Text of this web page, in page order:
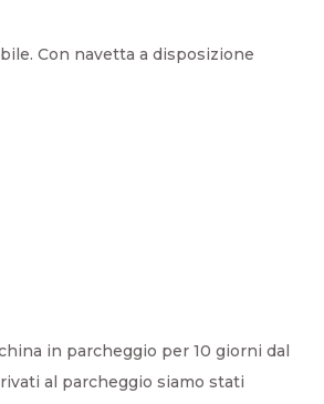
Con navetta a disposizione
in parcheggio per 10 giorni dal
al parcheggio siamo stati